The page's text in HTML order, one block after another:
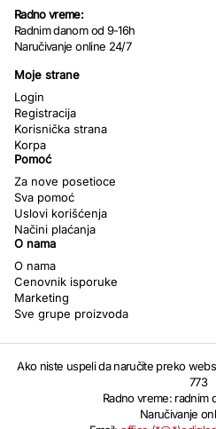
Radno vreme:
Radnim danom od 9-16h
Naručivanje online 24/7
Moje strane
Login
Registracija
Korisnička strana
Korpa
Pomoć
Za nove posetioce
Sva pomoć
Uslovi korišćenja
Načini plaćanja
O nama
O nama
Cenovnik isporuke
Marketing
Sve grupe proizvoda
Ako niste uspeli da naručite preko
773
Radno vreme: radnim
Naručivanje